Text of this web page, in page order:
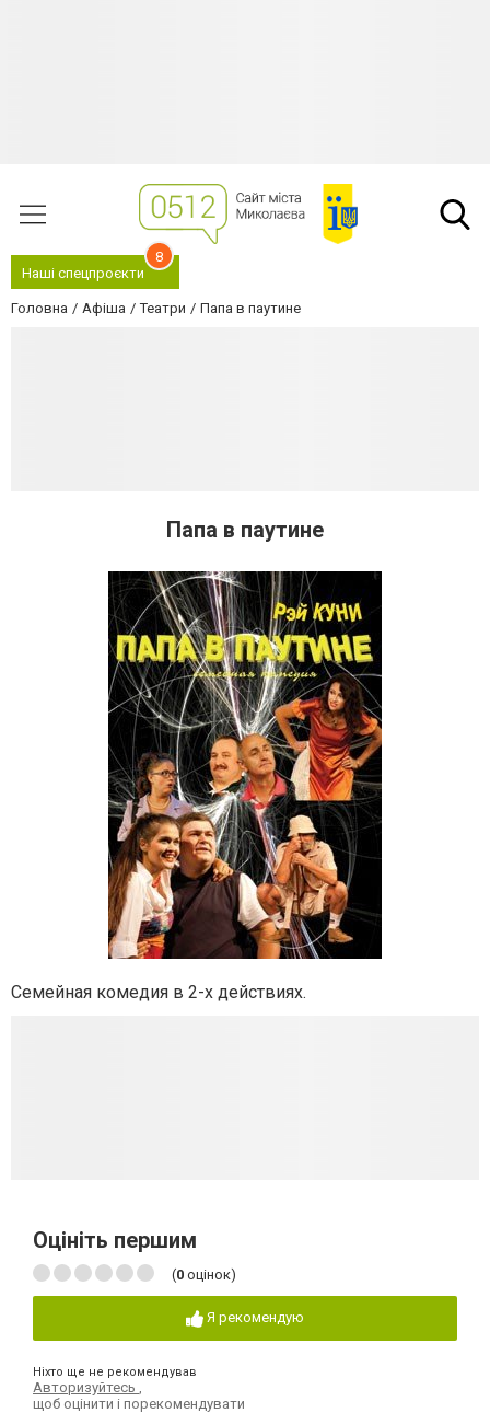
Наші спецпроєкти
8
Головна Афіша Театри Папа в паутине
Папа в паутине
Семейная комедия в 2-х действиях.
Оцініть першим
(0 оцінок)
Я рекомендую
Ніхто ще не рекомендував
Авторизуйтесь
щоб оцінити і порекомендувати